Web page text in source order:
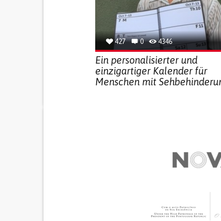
427 0 4346
Ein personalisierter und
einzigartiger Kalender für
Menschen mit